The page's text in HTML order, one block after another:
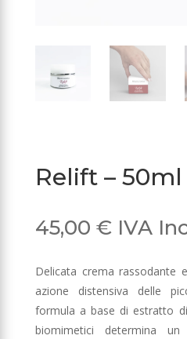
Relift – 50ml
45,00 € IVA
Delicata crema rassodante
azione distensiva delle
formula a base di estratto
biomimetici determina un